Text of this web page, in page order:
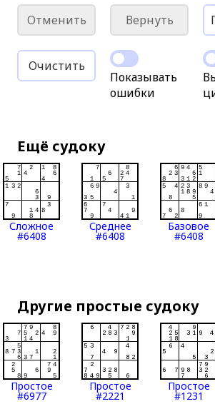
Отменить Вернуть
Очистить
Показывать
ошибки
Ещё судоку
Сложное
#6408
Среднее
#6408
Базовое
#6408
Другие простые судоку
Простое
#6977
Простое
#2221
Простое
#1231